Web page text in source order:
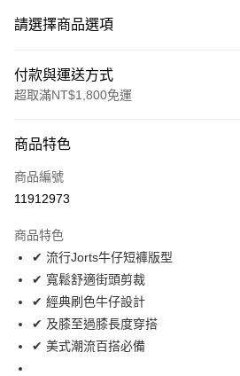
請選擇商品選項
付款與運送方式
超取滿NT$1,800免運
信用卡一次付款
超商取貨付款
Apple Pay
街口支付
悠遊付
Google Pay
商品特色
商品編號
11912973
商品特色
✔ 流行Jorts牛仔短褲版型
✔ 寬鬆舒適街頭剪裁
✔ 經典刷色牛仔設計
✔ 及膝至過膝長度穿搭
✔ 美式潮流百搭必備